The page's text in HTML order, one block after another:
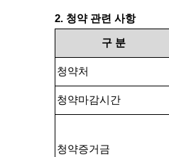
2. 청약 관련 사항
구 분
청약처
청약마감시간
청약증거금